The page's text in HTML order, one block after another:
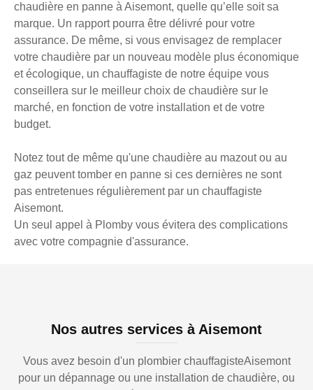
chaudière en panne à Aisemont, quelle qu’elle soit sa
marque. Un rapport pourra être délivré pour votre
assurance. De même, si vous envisagez de remplacer
votre chaudière par un nouveau modèle plus économique
et écologique, un chauffagiste de notre équipe vous
conseillera sur le meilleur choix de chaudière sur le
marché, en fonction de votre installation et de votre
budget.
Notez tout de même qu'une chaudière au mazout ou au
gaz peuvent tomber en panne si ces dernières ne sont
pas entretenues régulièrement par un chauffagiste
Aisemont.
Un seul appel à Plomby vous évitera des complications
avec votre compagnie d'assurance.
Nos autres services à Aisemont
Vous avez besoin d'un plombier chauffagisteAisemont
pour un dépannage ou une installation de chaudière, ou